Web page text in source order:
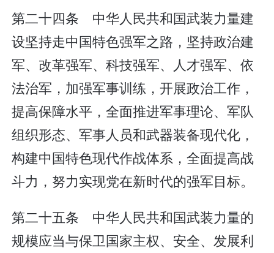
第二十四条 中华人民共和国武装力量建
设坚持走中国特色强军之路，坚持政治建
军、改革强军、科技强军、人才强军、依
法治军，加强军事训练，开展政治工作，
提高保障水平，全面推进军事理论、军队
组织形态、军事人员和武器装备现代化，
构建中国特色现代作战体系，全面提高战
斗力，努力实现党在新时代的强军目标。
第二十五条 中华人民共和国武装力量的
规模应当与保卫国家主权、安全、发展利